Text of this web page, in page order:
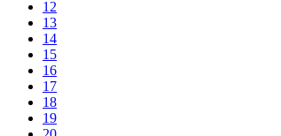
12
13
14
15
16
17
18
19